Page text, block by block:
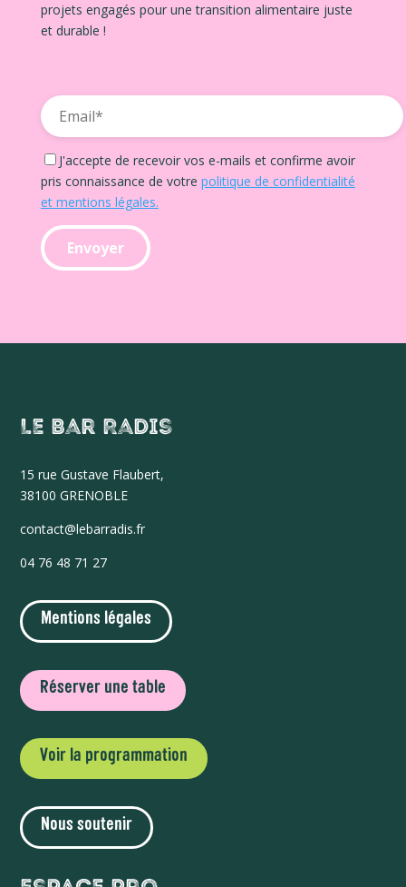
projets engagés pour une transition alimentaire juste
et durable !
J'accepte de recevoir vos e-mails et confirme avoir
pris connaissance de votre politique de confidentialité
et mentions légales.
Le Bar Radis
15 rue Gustave Flaubert,
38100 GRENOBLE
contact@lebarradis.fr
04 76 48 71 27
Mentions légales
Réserver une table
Voir la programmation
Nous soutenir